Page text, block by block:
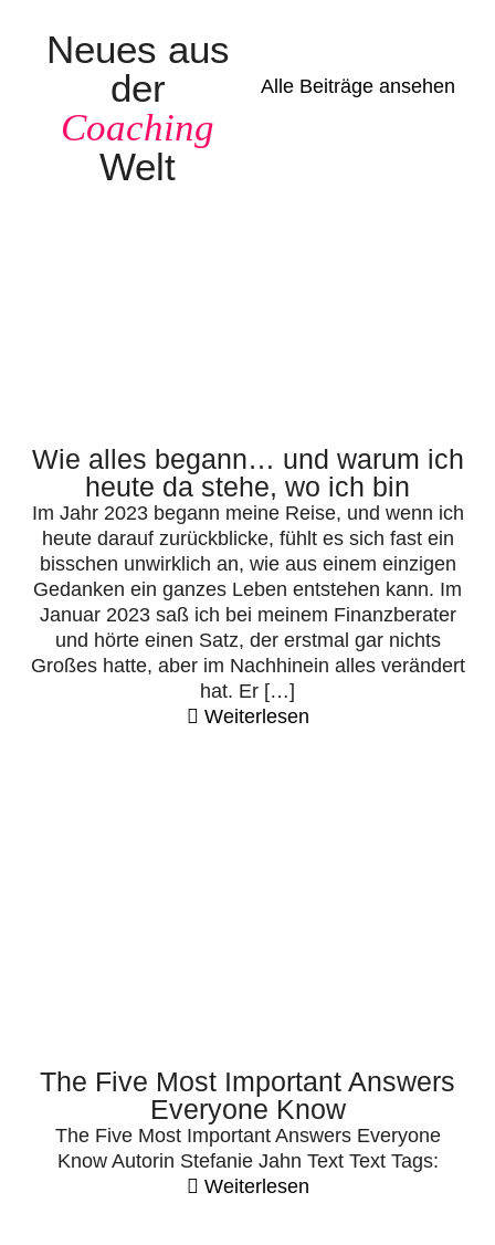
Neues aus
der
Coaching
Welt
Alle Beiträge ansehen
Wie alles begann… und warum ich
heute da stehe, wo ich bin
Im Jahr 2023 begann meine Reise, und wenn ich
heute darauf zurückblicke, fühlt es sich fast ein
bisschen unwirklich an, wie aus einem einzigen
Gedanken ein ganzes Leben entstehen kann. Im
Januar 2023 saß ich bei meinem Finanzberater
und hörte einen Satz, der erstmal gar nichts
Großes hatte, aber im Nachhinein alles verändert
hat. Er […]
Weiterlesen
The Five Most Important Answers
Everyone Know
The Five Most Important Answers Everyone
Know Autorin Stefanie Jahn Text Text Tags:
Weiterlesen